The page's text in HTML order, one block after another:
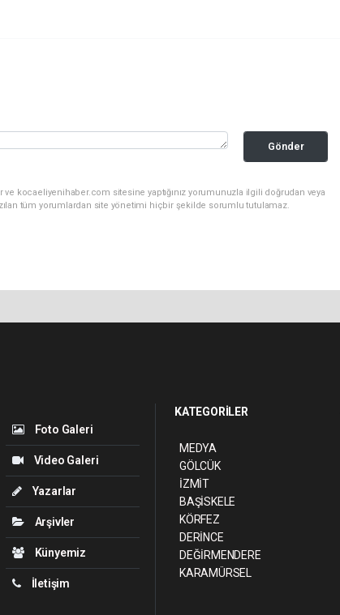
Gönder
kocaeliyenihaber.com sitesine yaptığınız yorumunuzla ilgili doğrudan veya
tüm yorumlardan site yönetimi hiçbir şekilde sorumlu tutulamaz.
Foto Galeri
Video Galeri
Yazarlar
Arşivler
Künyemiz
İletişim
KATEGORİLER
MEDYA
GÖLCÜK
İZMİT
BAŞİSKELE
KÖRFEZ
DERİNCE
DEĞİRMENDERE
KARAMÜRSEL